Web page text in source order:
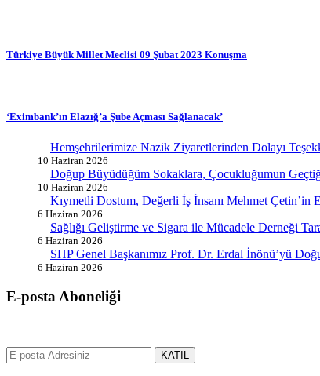
Türkiye Büyük Millet Meclisi 09 Şubat 2023 Konuşma
‘Eximbank’ın Elazığ’a Şube Açması Sağlanacak’
Hemşehrilerimize Nazik Ziyaretlerinden Dolayı
10 Haziran 2026
Doğup Büyüdüğüm Sokaklara, Çocukluğumun
10 Haziran 2026
Kıymetli Dostum, Değerli İş İnsanı Mehmet Çetin’in
6 Haziran 2026
Sağlığı Geliştirme ve Sigara ile Mücadele Derneği
6 Haziran 2026
SHP Genel Başkanımız Prof. Dr. Erdal İnönü’yü
6 Haziran 2026
E-posta Aboneliği
KATIL